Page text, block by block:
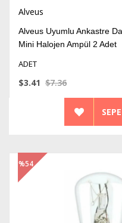
Alveus
Alveus Uyumlu Ankastre
Mini Halojen Ampül 2 Adet
ADET
$3.41 $7.36
%54